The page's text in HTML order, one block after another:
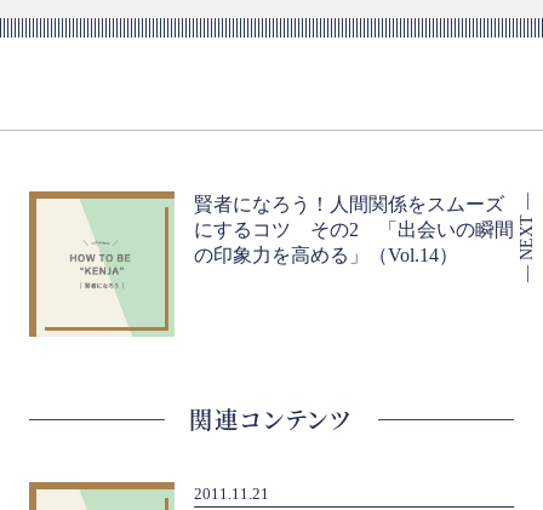
賢者になろう！人間関係をスムーズ
にするコツ その2 「出会いの瞬間
の印象力を高める」（Vol.14）
関連コンテンツ
2011.11.21